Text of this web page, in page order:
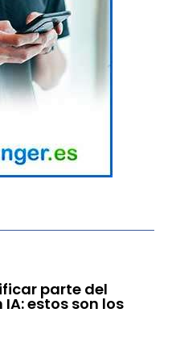
parte del
estos son los